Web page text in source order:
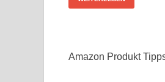
Amazon Produkt